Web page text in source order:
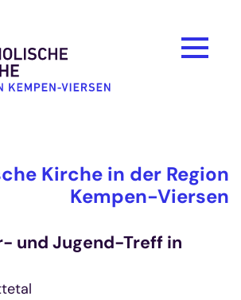
Kirche in der Region
Kempen-Viersen
und Jugend-Treff in